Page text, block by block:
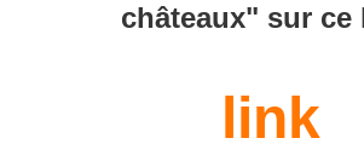
châteaux" sur ce
link